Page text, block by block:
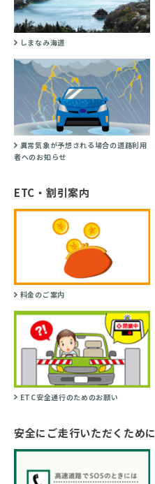
しまなみ海道
異常気象が予想される場合の道路利用
者へのお知らせ
ETC・割引案内
料金のご案内
ETC安全通行のためのお願い
安全にご走行いただくために